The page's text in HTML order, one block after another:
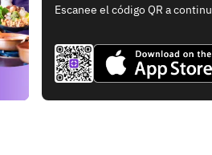
Escanee el código QR a